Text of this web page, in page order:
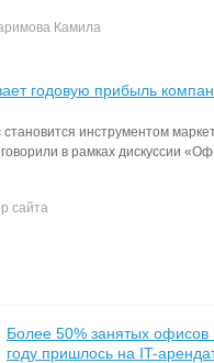
Камила
годовую прибыль
инструментом
в рамках дискуссии
сайта
Более 50% занятых офисов
году пришлось на IT-